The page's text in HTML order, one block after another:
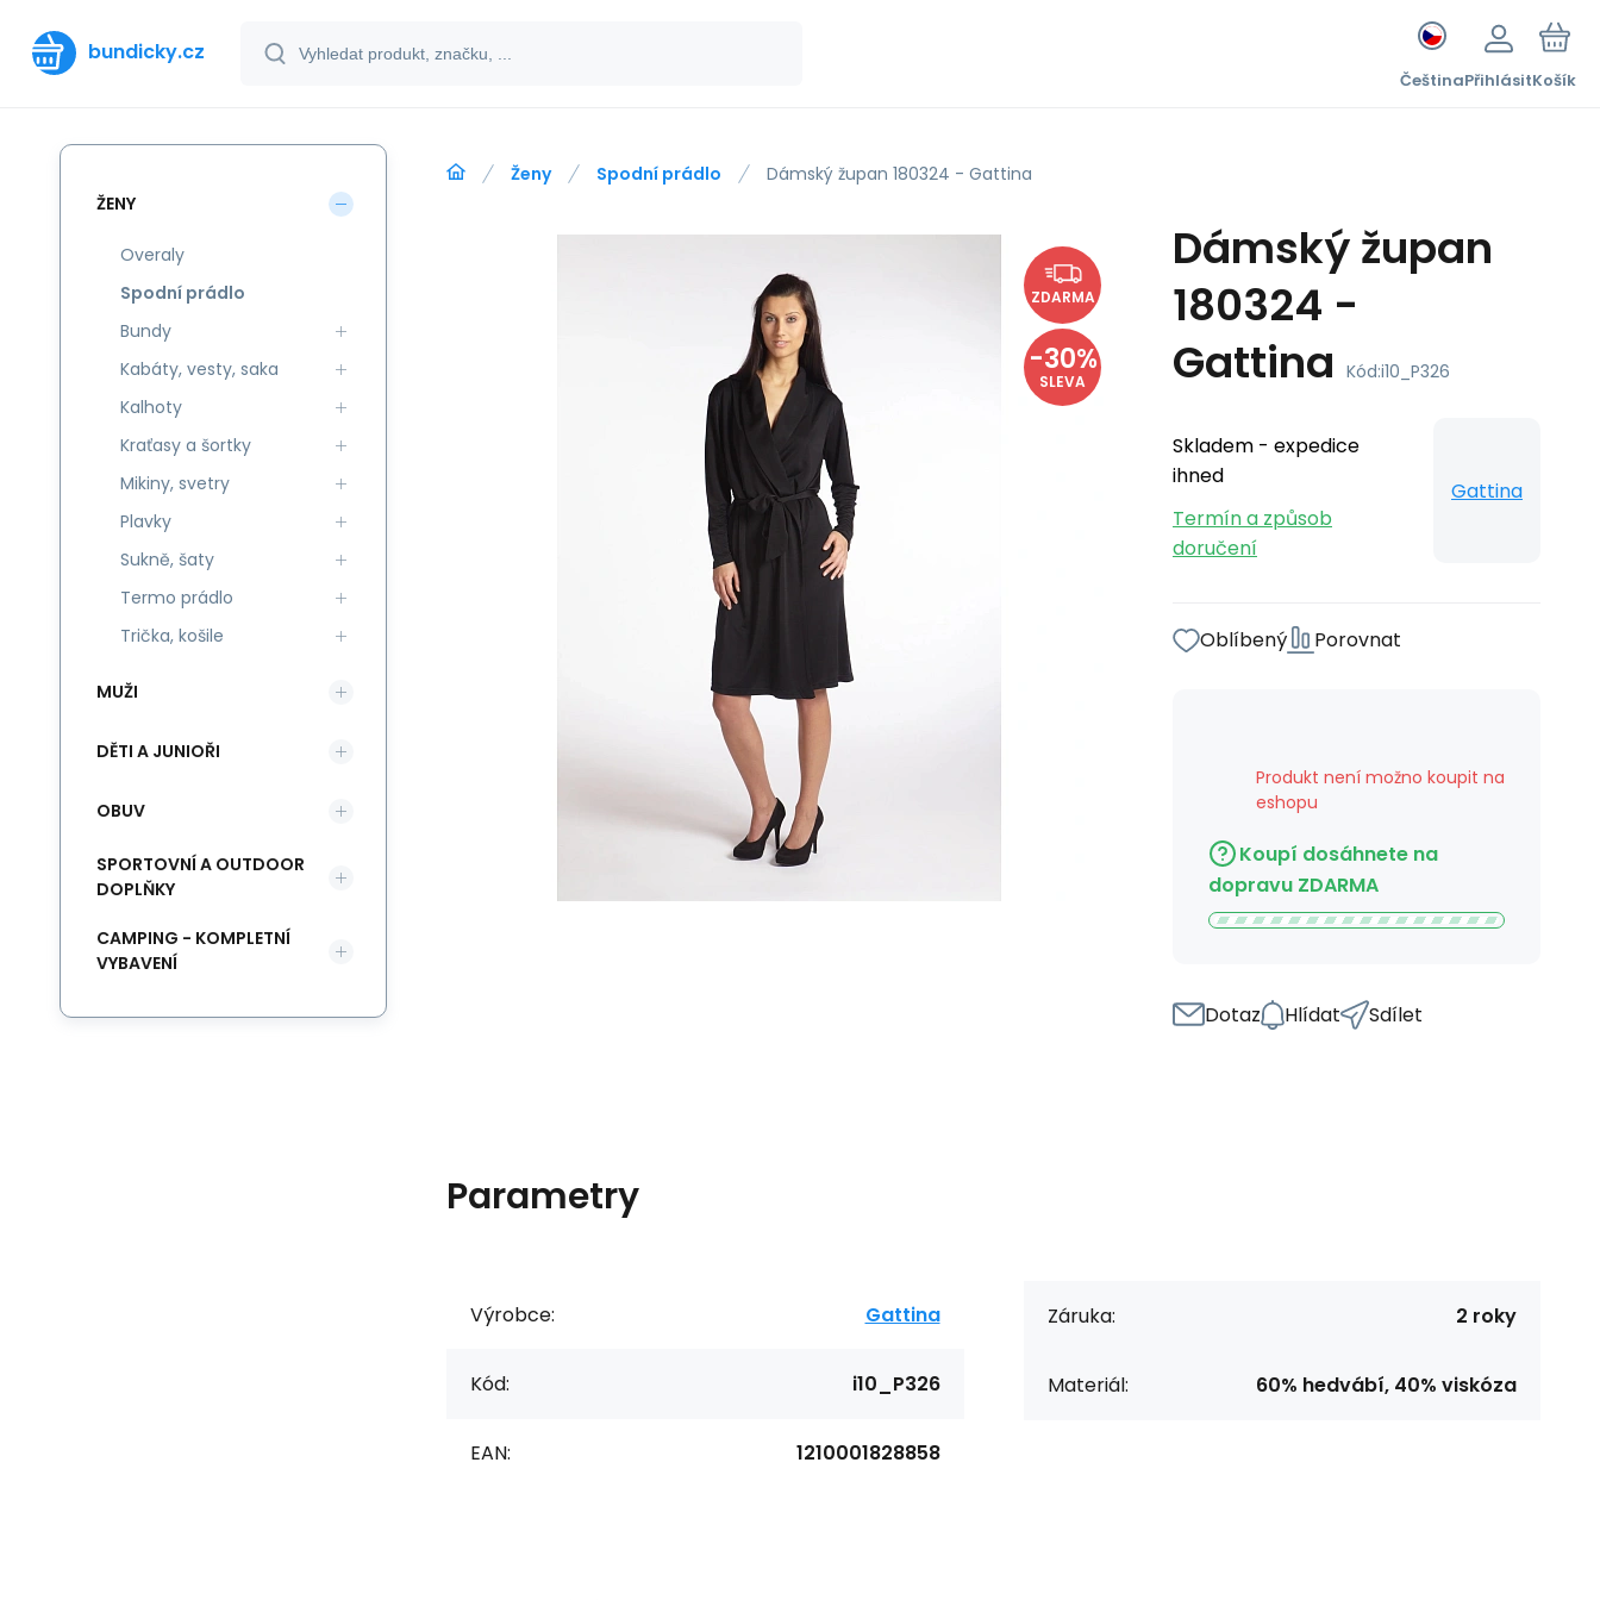
bundicky.cz
ČeštinaPřihlásitKošík
Ženy Spodní prádlo Dámský župan 180324 - Gattina
ZDARMA
-30%
SLEVA
Dámský župan
180324 -
Gattina Kód:i10_P326
Skladem - expedice
ihned
Termín a způsob
doručení
Gattina
Oblíbený Porovnat
Produkt není možno koupit na
eshopu
Koupí dosáhnete na
dopravu ZDARMA
Dotaz Hlídat Sdílet
Parametry
Výrobce: Gattina
Kód: i10_P326
EAN: 1210001828858
Záruka: 2 roky
Materiál: 60% hedvábí, 40% viskóza
ŽENY
Overaly
Spodní prádlo
Bundy
Kabáty, vesty, saka
Kalhoty
Kraťasy a šortky
Mikiny, svetry
Plavky
Sukně, šaty
Termo prádlo
Trička, košile
MUŽI
DĚTI A JUNIOŘI
OBUV
SPORTOVNÍ A OUTDOOR
DOPLŇKY
CAMPING - KOMPLETNÍ
VYBAVENÍ